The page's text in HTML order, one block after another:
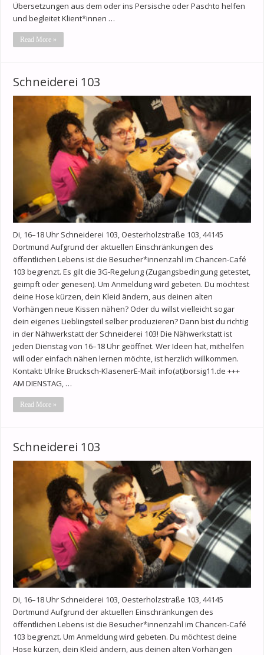
Übersetzungen aus dem oder ins Persische oder Paschto helfen
und begleitet Klient*innen …
Read More »
Schneiderei 103
Di, 16–18 Uhr Schneiderei 103, Oesterholzstraße 103, 44145
Dortmund Aufgrund der aktuellen Einschränkungen des
öffentlichen Lebens ist die Besucher*innenzahl im Chancen-Café
103 begrenzt. Es gilt die 3G-Regelung (Zugangsbedingung getestet,
geimpft oder genesen). Um Anmeldung wird gebeten. Du möchtest
deine Hose kürzen, dein Kleid ändern, aus deinen alten
Vorhängen neue Kissen nähen? Oder du willst vielleicht sogar
dein eigenes Lieblingsteil selber produzieren? Dann bist du richtig
in der Nähwerkstatt der Schneiderei 103! Die Nähwerkstatt ist
jeden Dienstag von 16–18 Uhr geöffnet. Wer Ideen hat, mithelfen
will oder einfach nähen lernen möchte, ist herzlich willkommen.
Kontakt: Ulrike Brucksch-KlasenerE-Mail: info(at)borsig11.de +++
AM DIENSTAG, …
Read More »
Schneiderei 103
Di, 16–18 Uhr Schneiderei 103, Oesterholzstraße 103, 44145
Dortmund Aufgrund der aktuellen Einschränkungen des
öffentlichen Lebens ist die Besucher*innenzahl im Chancen-Café
103 begrenzt. Um Anmeldung wird gebeten. Du möchtest deine
Hose kürzen, dein Kleid ändern, aus deinen alten Vorhängen